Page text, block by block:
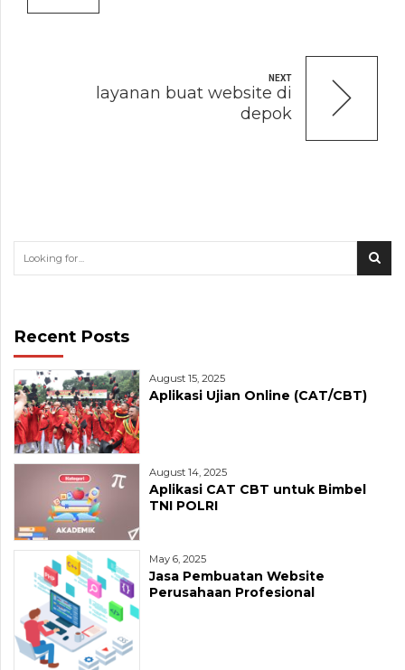
NEXT
layanan buat website di
depok
Recent Posts
August 15, 2025
Aplikasi Ujian Online (CAT/CBT)
August 14, 2025
Aplikasi CAT CBT untuk Bimbel
TNI POLRI
May 6, 2025
Jasa Pembuatan Website
Perusahaan Profesional